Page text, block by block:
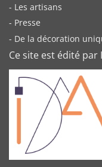
- Les artisans
- Presse
- De la décoration
Ce site est édité